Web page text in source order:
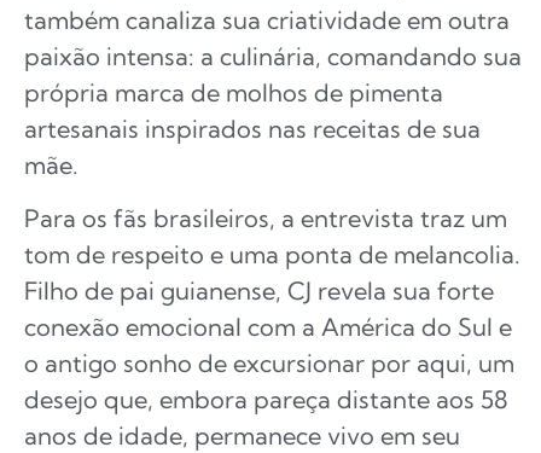
também canaliza sua criatividade em outra
paixão intensa: a culinária, comandando sua
própria marca de molhos de pimenta
artesanais inspirados nas receitas de sua
mãe.
Para os fãs brasileiros, a entrevista traz um
tom de respeito e uma ponta de melancolia.
Filho de pai guianense, CJ revela sua forte
conexão emocional com a América do Sul e
o antigo sonho de excursionar por aqui, um
desejo que, embora pareça distante aos 58
anos de idade, permanece vivo em seu